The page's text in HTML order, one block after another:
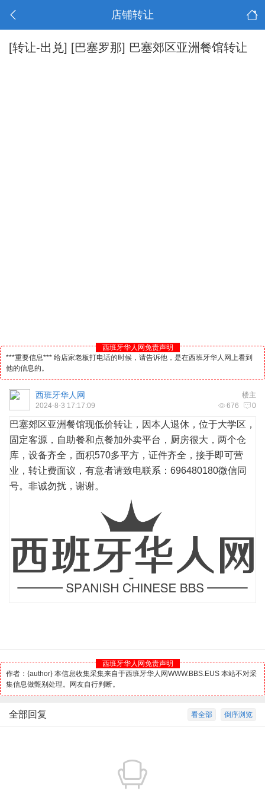
店铺转让
[转让-出兑] [巴塞罗那] 巴塞郊区亚洲餐馆转让
西班牙华人网免责声明
***重要信息*** 给店家老板打电话的时候，请告诉他，是在西班牙华人网上看到
他的信息的。
楼主
西班牙华人网
676 0
2024-8-3 17:17:09
巴塞郊区亚洲餐馆现低价转让，因本人退休，位于大学区，
固定客源，自助餐和点餐加外卖平台，厨房很大，两个仓
库，设备齐全，面积570多平方，证件齐全，接手即可营
业，转让费面议，有意者请致电联系：696480180微信同
号。非诚勿扰，谢谢。
西班牙华人网免责声明
作者：{author} 本信息收集采集来自于西班牙华人网WWW.BBS.EUS 本站不对采
集信息做甄别处理。网友自行判断。
倒序浏览
看全部
全部回复